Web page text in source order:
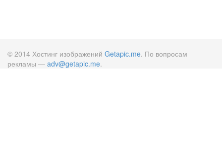
© 2014 Хостинг изображений Getapic.me. По вопросам
рекламы — adv@getapic.me.